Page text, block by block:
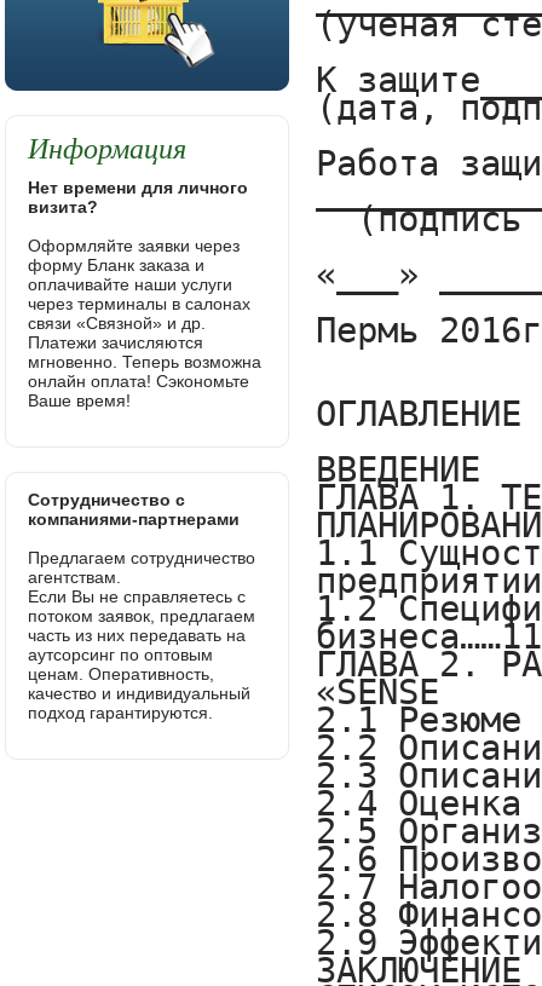
Информация
Нет времени для личного
визита?
Оформляйте заявки через
форму Бланк заказа и
оплачивайте наши услуги
через терминалы в салонах
связи «Связной» и др.
Платежи зачисляются
мгновенно. Теперь возможна
онлайн оплата! Сэкономьте
Ваше время!
Сотрудничество с
компаниями-партнерами
Предлагаем сотрудничество
агентствам.
Если Вы не справляетесь с
потоком заявок, предлагаем
часть из них передавать на
аутсорсинг по оптовым
ценам. Оперативность,
качество и индивидуальный
подход гарантируются.